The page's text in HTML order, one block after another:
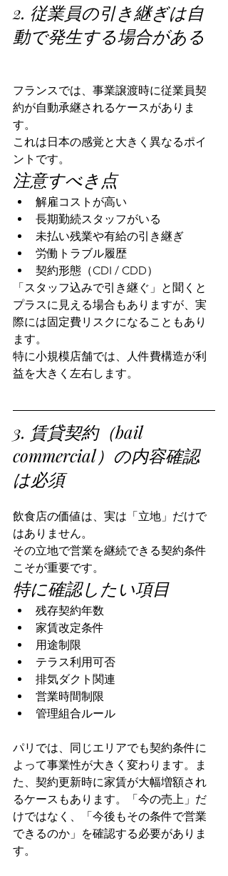
2. 従業員の引き継ぎは自
動で発生する場合がある
フランスでは、事業譲渡時に従業員契
約が自動承継されるケースがありま
す。
これは日本の感覚と大きく異なるポイ
ントです。
注意すべき点
解雇コストが高い
長期勤続スタッフがいる
未払い残業や有給の引き継ぎ
労働トラブル履歴
契約形態（CDI / CDD）
「スタッフ込みで引き継ぐ」と聞くと
プラスに見える場合もありますが、実
際には固定費リスクになることもあり
ます。
特に小規模店舗では、人件費構造が利
益を大きく左右します。
3. 賃貸契約（bail
commercial）の内容確認
は必須
飲食店の価値は、実は「立地」だけで
はありません。
その立地で営業を継続できる契約条件
こそが重要です。
特に確認したい項目
残存契約年数
家賃改定条件
用途制限
テラス利用可否
排気ダクト関連
営業時間制限
管理組合ルール
パリでは、同じエリアでも契約条件に
よって事業性が大きく変わります。ま
た、契約更新時に家賃が大幅増額され
るケースもあります。「今の売上」だ
けではなく、「今後もその条件で営業
できるのか」を確認する必要がありま
す。